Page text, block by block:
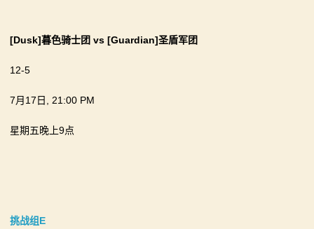
[Dusk]暮色骑士团 vs [Guardian]圣盾军团
12-5
7月17日, 21:00 PM
星期五晚上9点
挑战组E